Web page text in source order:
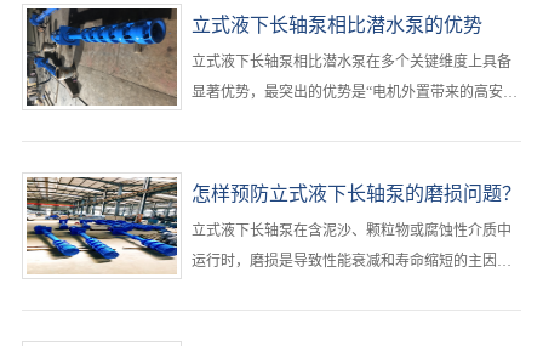
失，同时优化立式液下长轴泵吸入条件与管路系
立式液下长轴泵相比潜水泵的优势
立式液下长轴泵相比潜水泵在多个关键维度上具备
显著优势，‌最突出的优势是“电机外置带来的高安全
并支持在线检修与局部更换，大幅降低立式液下长
怎样预防立式液下长轴泵的磨损问题？
立式液下长轴泵在含泥沙、颗粒物或腐蚀性介质中
运行时，磨损是导致性能衰减和寿命缩短的主因。‌